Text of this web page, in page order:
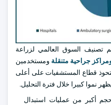
تصنيف السوق العالمي لزراعة
جراحية متنقلة ومستخدمين
في عام 2024 ، استحوذ قطاع المستشفيات على أعلى
نموا كبيرا خلال فترة التحليل.
أكبر من عمليات استبدال